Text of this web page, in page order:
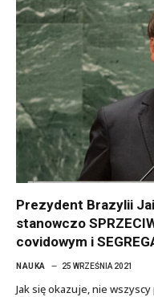
Prezydent Brazylii
stanowczo
covidowym i
NAUKA 25 WRZEŚNIA 2021
Jak się okazuje, nie